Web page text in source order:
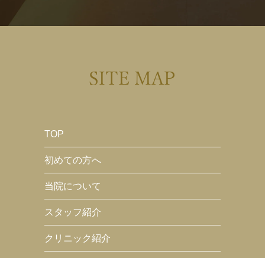
SITE MAP
TOP
初めての方へ
当院について
スタッフ紹介
クリニック紹介